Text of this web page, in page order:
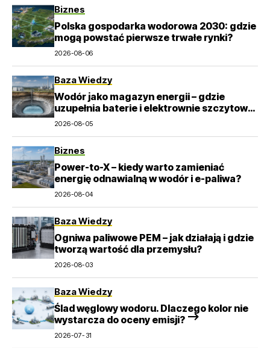
Biznes
Polska gospodarka wodorowa 2030: gdzie
mogą powstać pierwsze trwałe rynki?
2026-08-06
Baza Wiedzy
Wodór jako magazyn energii – gdzie
uzupełnia baterie i elektrownie szczytowo-
pompowe?
2026-08-05
Biznes
Power-to-X – kiedy warto zamieniać
energię odnawialną w wodór i e-paliwa?
2026-08-04
Baza Wiedzy
Ogniwa paliwowe PEM – jak działają i gdzie
tworzą wartość dla przemysłu?
2026-08-03
Baza Wiedzy
Ślad węglowy wodoru. Dlaczego kolor nie
wystarcza do oceny emisji? –>
2026-07-31